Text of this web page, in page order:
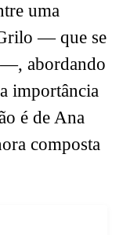
uma
— que se
abordando
importância
é de Ana
composta